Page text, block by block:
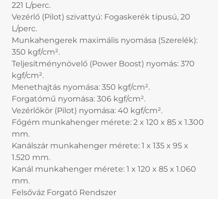
221 L/perc.
Vezérlő (Pilot) szivattyú: Fogaskerék típusú, 20
L/perc.
Munkahengerek maximális nyomása (Szerelék):
350 kgf/cm².
Teljesítménynövelő (Power Boost) nyomás: 370
kgf/cm².
Menethajtás nyomása: 350 kgf/cm².
Forgatómű nyomása: 306 kgf/cm².
Vezérlőkör (Pilot) nyomása: 40 kgf/cm².
Főgém munkahenger mérete: 2 x 120 x 85 x 1.300
mm.
Kanálszár munkahenger mérete: 1 x 135 x 95 x
1.520 mm.
Kanál munkahenger mérete: 1 x 120 x 85 x 1.060
mm.
Felsőváz Forgató Rendszer